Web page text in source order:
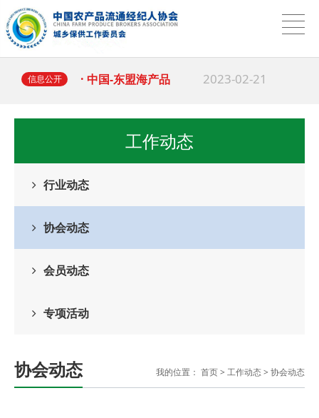
信息公开
· 习近平：坚持和落
· 中国-东盟海产品 2023-02-21
·中国农产品流通经 2025-04-01
· 多地出台行动计划 2025-03-18
· 习近平：坚持和落 2025-03-18
· 中国-东盟海产品 2023-02-21
工作动态
行业动态
协会动态
会员动态
专项活动
协会动态 我的位置： 首页> 工作动态> 协会动态